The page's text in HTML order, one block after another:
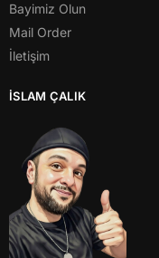
Bayimiz Olun
Mail Order
İletişim
İSLAM ÇALIK